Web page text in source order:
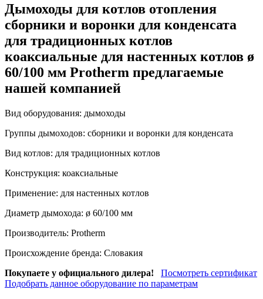
Дымоходы для котлов отопления
сборники и воронки для конденсата
для традиционных котлов
коаксиальные для настенных котлов ø
60/100 мм Protherm предлагаемые
нашей компанией
Вид оборудования: дымоходы
Группы дымоходов: сборники и воронки для конденсата
Вид котлов: для традиционных котлов
Конструкция: коаксиальные
Применение: для настенных котлов
Диаметр дымохода: ø 60/100 мм
Производитель: Protherm
Происхождение бренда: Словакия
Покупаете у официального дилера!
Посмотреть сертификат
Подобрать данное оборудование по параметрам